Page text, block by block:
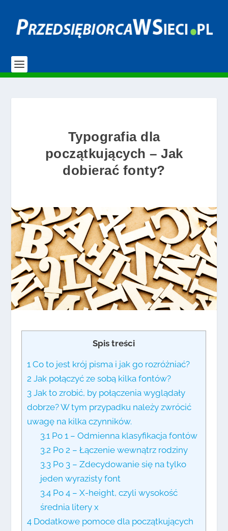
Typografia dla
początkujących – Jak
dobierać fonty?
Spis treści
1 Co to jest krój pisma i jak go rozróżniać?
2 Jak połączyć ze sobą kilka fontów?
3 Jak to zrobić, by połączenia wyglądały
dobrze? W tym przypadku należy zwrócić
uwagę na kilka czynników.
3.1 Po 1 – Odmienna klasyfikacja fontów
3.2 Po 2 – Łączenie wewnątrz rodziny
3.3Po 3 – Zdecydowanie się na tylko
jeden wyrazisty font
3.4Po 4 – X-height, czyli wysokość
średnia litery x
4 Dodatkowe pomoce dla początkujących